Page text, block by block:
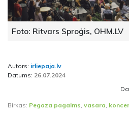
Foto: Ritvars Sproģis, OHM.LV
Autors: irliepaja.lv
Datums: 26.07.2024
Birkas: Pegaza pagalms, vasara,